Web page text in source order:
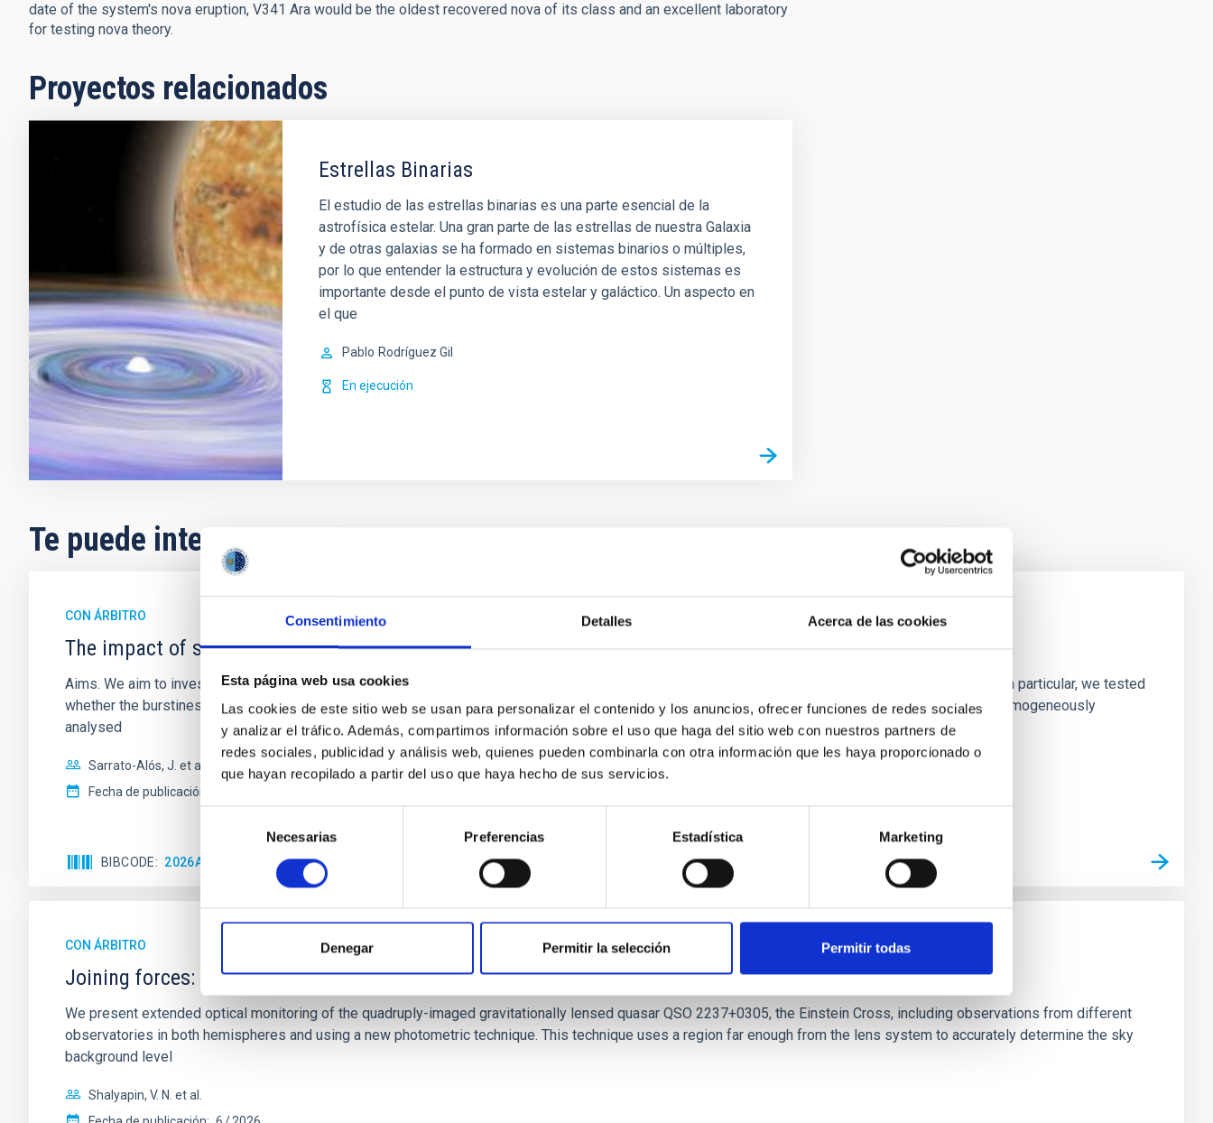
Consentimiento Detalles Acerca de las cookies
Esta página web usa cookies
Las cookies de este sitio web se usan para personalizar el contenido y los anuncios, ofrecer funciones de redes sociales
y analizar el tráfico. Además, compartimos información sobre el uso que haga del sitio web con nuestros partners de
redes sociales, publicidad y análisis web, quienes pueden combinarla con otra información que les haya proporcionado o
que hayan recopilado a partir del uso que haya hecho de sus servicios.
consentimiento
Necesarias Preferencias Estadística Marketing
Denegar Permitir la selección Permitir todas
date of the system's nova eruption, V341 Ara would be the oldest recovered nova of its class and an excellent laboratory
for testing nova theory.
Proyectos relacionados
Estrellas Binarias
El estudio de las estrellas binarias es una parte esencial de la
astrofísica estelar. Una gran parte de las estrellas de nuestra Galaxia
y de otras galaxias se ha formado en sistemas binarios o múltiples,
por lo que entender la estructura y evolución de estos sistemas es
importante desde el punto de vista estelar y galáctico. Un aspecto en
el que
Pablo Rodríguez Gil
En ejecución
Te puede interesar
CON ÁRBITRO
The impact of star formation histories on the inner dark matter density slopes of galaxies
Aims. We aim to investigate the connection between star formation histories (SFHs) and the inner dark matter density profiles of simulated galaxies. In particular, we tested
whether the burstiness and temporal distribution of star formation influence the formation of cored versus cuspy dark matter profiles. Methods. We homogeneously
analysed
Sarrato-Alós, J. et al.
Fecha de publicación:
BIBCODE 2026A&A...710A..95S NÚMERO DE CITAS
CON ÁRBITRO
Joining forces: 30 years of optical monitoring of the Einstein Cross
We present extended optical monitoring of the quadruply-imaged gravitationally lensed quasar QSO 2237+0305, the Einstein Cross, including observations from different
observatories in both hemispheres and using a new photometric technique. This technique uses a region far enough from the lens system to accurately determine the sky
background level
Shalyapin, V. N. et al.